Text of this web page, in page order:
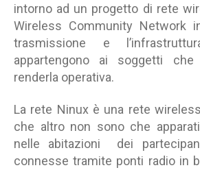
intorno ad un progetto di rete
Wireless Community
trasmissione e
appartengono ai soggetti che
renderla operativa.
La rete Ninux è una rete
che altro non sono che
nelle abitazioni dei
connesse tramite ponti radio in